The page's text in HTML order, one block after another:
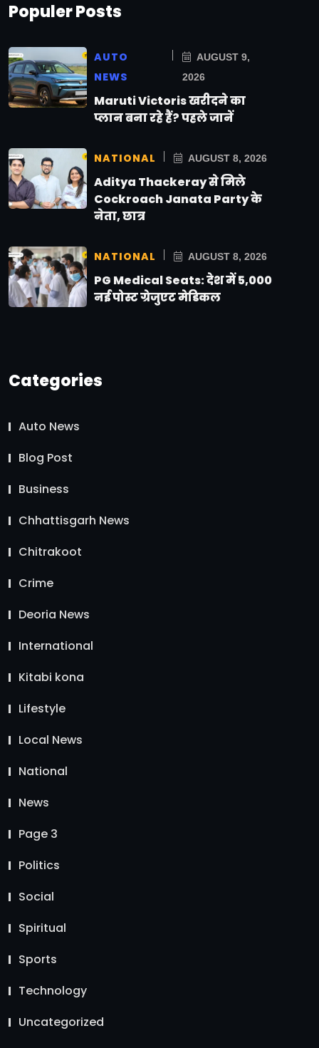
Populer Posts
AUTO
NEWS
AUGUST 9,
2026
Maruti Victoris खरीदने का
प्लान बना रहे हैं? पहले जानें
NATIONAL AUGUST 8, 2026
Aditya Thackeray से मिले
Cockroach Janata Party के
नेता, छात्र
NATIONAL AUGUST 8, 2026
PG Medical Seats: देश में 5,000
नई पोस्ट ग्रेजुएट मेडिकल
Categories
Auto News
Blog Post
Business
Chhattisgarh News
Chitrakoot
Crime
Deoria News
International
Kitabi kona
Lifestyle
Local News
National
News
Page 3
Politics
Social
Spiritual
Sports
Technology
Uncategorized